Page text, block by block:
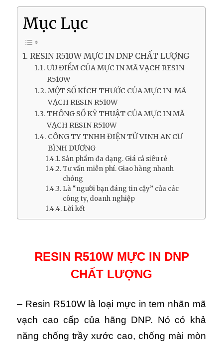
Mục Lục
RESIN R510W MỰC IN DNP CHẤT LƯỢNG
ƯU ĐIỂM CỦA MỰC IN MÃ VẠCH RESIN
R510W
MỘT SỐ KÍCH THƯỚC CỦA MỰC IN MÃ
VẠCH RESIN R510W
THÔNG SỐ KỸ THUẬT CỦA MỰC IN MÃ
VẠCH RESIN R510W
CÔNG TY TNHH ĐIỆN TỬ VINH AN CƯ
BÌNH DƯƠNG
Sản phẩm đa dạng. Giá cả siêu rẻ
Tư vấn miễn phí. Giao hàng nhanh
chóng
Là “người bạn đáng tin cậy” của các
công ty, doanh nghiệp
Lời kết
RESIN R510W MỰC IN DNP
CHẤT LƯỢNG
– Resin R510W là loại mực in tem nhãn mã
vạch cao cấp của hãng DNP. Nó có khả
năng chống trầy xước cao, chống mài mòn